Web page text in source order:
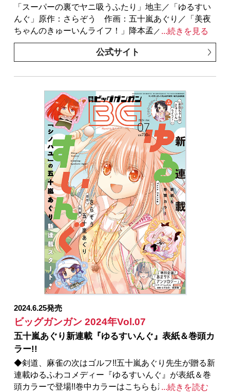
※紙で発行した雑誌と、掲載内容が一部異なる場合が
ございます。特別付録はついておりません。またプレ
ゼント、アンケートなどへの応募はできません。
※表紙は紙で発行した雑誌と同一のものです。
「スーパーの裏でヤニ吸うふたり」地主／「ゆるすい
んぐ」原作：さらぞう 作画：五十嵐あぐり／「美夜
ちゃんのきゅーいんライフ！」降本孟／「薬屋のひと
りごと」原作：日向夏（ヒーロー文庫／イマジカイン
フォス） 作画：ねこクラゲ 構成：七緒一綺 キャ
騎士団」塩野干支郎次／「ひきこまり吸血姫の悶々」
原作：小林湖底（GA文庫／SBクリエイティブ刊）
キャラクター原案・漫画：りいちゅ／「不良少年に飯
を食わす」まじさわ／「神様が見てないから」原作：
伊角香 作画：麦野イヌ／「学園潜水艦隊マーメイド
ガールズ」原作：深見真 作画：刻夜セイゴ／「ハイ
スコアガール DASH」押切蓮介／「結婚指輪物語」め
いびい／「ルビー・オンザ・ケーキ ―人喰い魔女の
晩餐会―」森永ミキ／「千剣の魔術師と呼ばれた剣
士」原作：高光晶（角川スニーカー文庫／
KADOKAWA刊） キャラクター原案：Gilse 作画：
黒須恵麻／「となりの猫と恋知らず」あきのこ／「ロ
クレイ -天成市りんね区役所第六感部助霊課活動記-」
地主／「SHIORI EXPERIENCE ジミなわたしとヘンな
おじさん」長田悠幸 町田一八／「父は英雄、母は精
霊、娘の私は転生者。」原作：松浦（カドカワ
BOOKS） 作画：大堀ユタカ キャラクター原案：
keepout／「お伽の匣のレト」著者：三部けい 助言・
協力：一般社団法人 阿寒アイヌコンサルン／「ゴブ
リンスレイヤー」原作：蝸牛くも（GA文庫／SBクリ
エイティブ刊） 作画：黒瀬浩介 キャラクター原
案：神奈月昇／「ゴブリンスレイヤー：デイ・イン・
ザ・ライフ」原作：蝸牛くも(GA文庫/SBクリエイティ
ブ刊) 作画：マツセダイチ キャラクター原案：神奈
月昇／「獄卒クラーケン」原作：タカヒロ 作画：戸
流ケイ／「シノハユ」原作：小林立 作画：五十嵐あ
ぐり／「Sな先輩がメイドでした」ウルア／「スタ
...続きを見る
公式サイト
2024.6.25発売
ビッグガンガン 2024年Vol.07
五十嵐あぐり新連載『ゆるすいんぐ』表紙＆巻頭カ
ラー!!
◆剣道、麻雀の次はゴルフ!!五十嵐あぐり先生が贈る新
連載ゆるふわコメディー『ゆるすいんぐ』が表紙＆巻
頭カラーで登場!!巻中カラーはこちらも新連載『美夜ち
...続きを読む